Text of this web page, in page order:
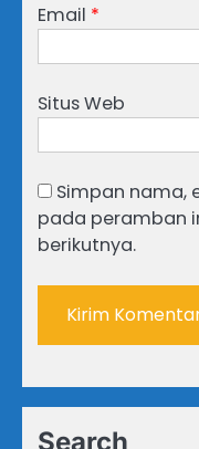
Email *
Situs Web
Simpan nama,
pada peramban
berikutnya.
Search